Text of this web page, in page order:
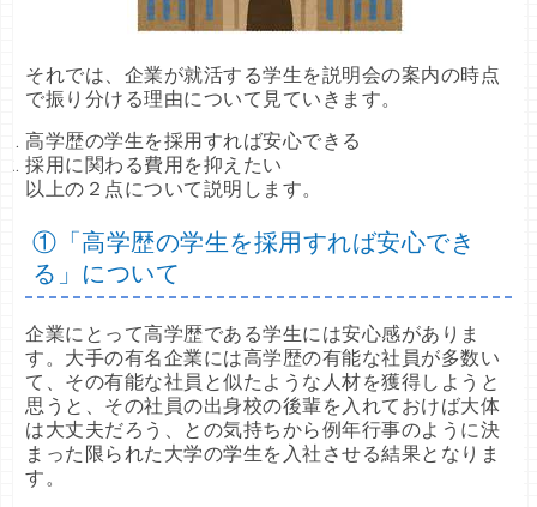
それでは、企業が就活する学生を説明会の案内の時点
で振り分ける理由について見ていきます。
高学歴の学生を採用すれば安心できる
採用に関わる費用を抑えたい
以上の２点について説明します。
①「高学歴の学生を採用すれば安心でき
る」について
企業にとって高学歴である学生には安心感がありま
す。大手の有名企業には高学歴の有能な社員が多数い
て、その有能な社員と似たような人材を獲得しようと
思うと、その社員の出身校の後輩を入れておけば大体
は大丈夫だろう、との気持ちから例年行事のように決
まった限られた大学の学生を入社させる結果となりま
す。